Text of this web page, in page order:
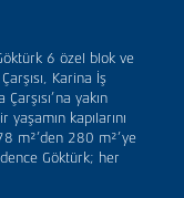
6 özel blok ve
Karina İş
yakın
kapılarını
m²’den 280 m²’ye
Göktürk; her